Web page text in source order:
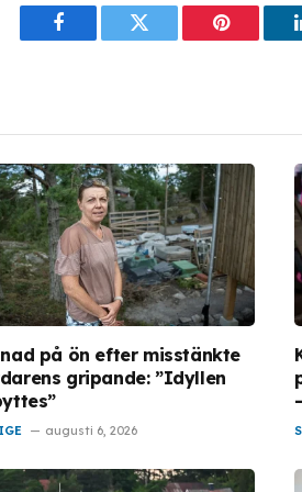
FacebookTwitter
på ön efter misstänkte
gripande: ”Idyllen
augusti 6, 2026